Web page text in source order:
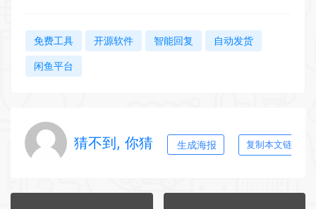
免费工具 开源软件 智能回复 自动发货
闲鱼平台
猜不到, 你猜 生成海报 复制本文链接